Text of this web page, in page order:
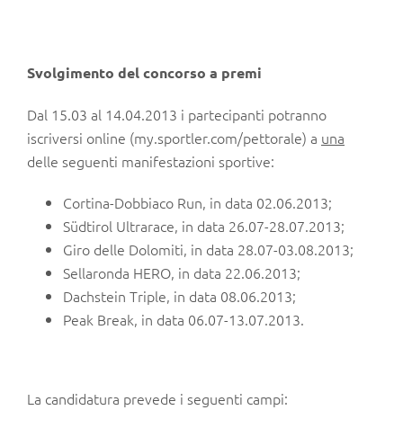
Svolgimento del concorso a premi
Dal 15.03 al 14.04.2013 i partecipanti potranno
iscriversi online (my.sportler.com/pettorale) a una
delle seguenti manifestazioni sportive:
Cortina-Dobbiaco Run, in data 02.06.2013;
Südtirol Ultrarace, in data 26.07-28.07.2013;
Giro delle Dolomiti, in data 28.07-03.08.2013;
Sellaronda HERO, in data 22.06.2013;
Dachstein Triple, in data 08.06.2013;
Peak Break, in data 06.07-13.07.2013.
La candidatura prevede i seguenti campi: